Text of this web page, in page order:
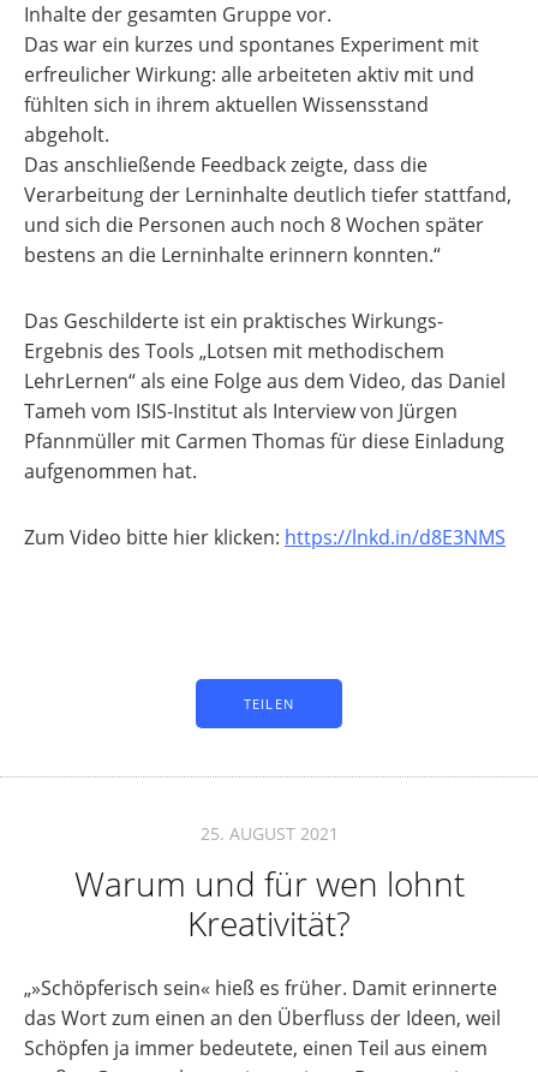
Inhalte der gesamten Gruppe vor.
Das war ein kurzes und spontanes Experiment mit
erfreulicher Wirkung: alle arbeiteten aktiv mit und
fühlten sich in ihrem aktuellen Wissensstand
abgeholt.
Das anschließende Feedback zeigte, dass die
Verarbeitung der Lerninhalte deutlich tiefer stattfand,
und sich die Personen auch noch 8 Wochen später
bestens an die Lerninhalte erinnern konnten.“
Das Geschilderte ist ein praktisches Wirkungs-
Ergebnis des Tools „Lotsen mit methodischem
LehrLernen“ als eine Folge aus dem Video, das Daniel
Tameh vom ISIS-Institut als Interview von Jürgen
Pfannmüller mit Carmen Thomas für diese Einladung
aufgenommen hat.
Zum Video bitte hier klicken: https://lnkd.in/d8E3NMS
TEILEN
25. AUGUST 2021
Warum und für wen lohnt
Kreativität?
„»Schöpferisch sein« hieß es früher. Damit erinnerte
das Wort zum einen an den Überfluss der Ideen, weil
Schöpfen ja immer bedeutete, einen Teil aus einem